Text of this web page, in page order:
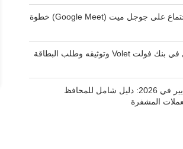
كيفية إنشاء اجتماع على جوجل ميت (Google Meet) خطوة
كيفية التسجيل في بنك فولت Volet وتوثيقه وطلب البطاقة
أفضل بدائل بايير في 2026: دليل شامل للمحافظ
المشفرة